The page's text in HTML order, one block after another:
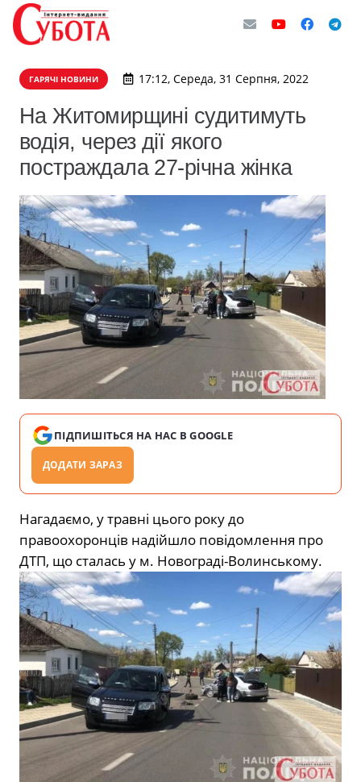
ГАРЯЧІ НОВИНИ 17:12, Середа, 31 Серпня, 2022
На Житомирщині судитимуть
водія, через дії якого
постраждала 27-річна жінка
ПІДПИШІТЬСЯ НА НАС В GOOGLE
ДОДАТИ ЗАРАЗ
Нагадаємо, у травні цього року до
правоохоронців надійшло повідомлення про
ДТП, що сталась у м. Новограді-Волинському.